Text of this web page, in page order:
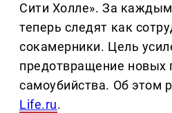
Сити Холле». За
теперь следят как
сокамерники. Цель
предотвращение новых
самоубийства. Об этом
Life.ru.